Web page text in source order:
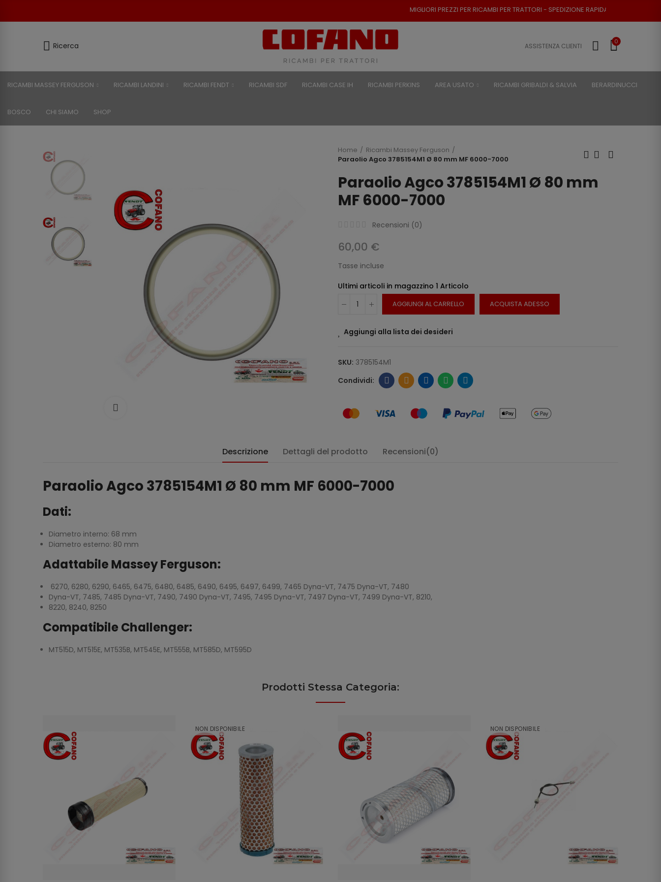
MIGLIORI PREZZI PER RICAMBI PER TRATTORI - SPEDIZIONE RAPIDA - RESO POSSIBILE
Ricerca ASSISTENZA CLIENTI
0
RICAMBI MASSEY FERGUSON RICAMBI LANDINI RICAMBI FENDT RICAMBI SDF RICAMBI CASE IH RICAMBI PERKINS AREA USATO RICAMBI GRIBALDI & SALVIA BERARDINUCCI
BOSCO CHI SIAMO SHOP
Home
Ricambi Massey Ferguson
Paraolio Agco 3785154M1 Ø 80 mm MF 6000-7000
Paraolio Agco 3785154M1 Ø 80 mm
MF 6000-7000
Recensioni (0)
60,00 €
Tasse incluse
Ultimi articoli in magazzino 1 Articolo
AGGIUNGI AL CARRELLO ACQUISTA ADESSO
Aggiungi alla lista dei desideri
SKU: 3785154M1
Descrizione Dettagli del prodotto Recensioni(0)
Paraolio Agco 3785154M1 Ø 80 mm MF 6000-7000
Dati:
Diametro interno: 68 mm
Diametro esterno: 80 mm
Adattabile Massey Ferguson:
6270, 6280, 6290, 6465, 6475, 6480, 6485, 6490, 6495, 6497, 6499, 7465 Dyna-VT, 7475 Dyna-VT, 7480
Dyna-VT, 7485, 7485 Dyna-VT, 7490, 7490 Dyna-VT, 7495, 7495 Dyna-VT, 7497 Dyna-VT, 7499 Dyna-VT, 8210,
8220, 8240, 8250
Compatibile Challenger:
MT515D, MT515E, MT535B, MT545E, MT555B, MT585D, MT595D
Prodotti Stessa Categoria:
NON DISPONIBILE NON DISPONIBILE